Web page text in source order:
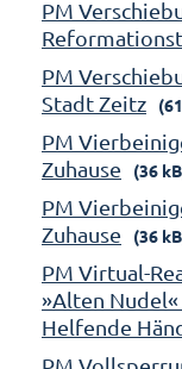
PM
PM
Stadt Zeitz
PM
Zuhause
(36
PM
Zuhause
(36
PM Virtual-
»Alten Nudel«
Helfende